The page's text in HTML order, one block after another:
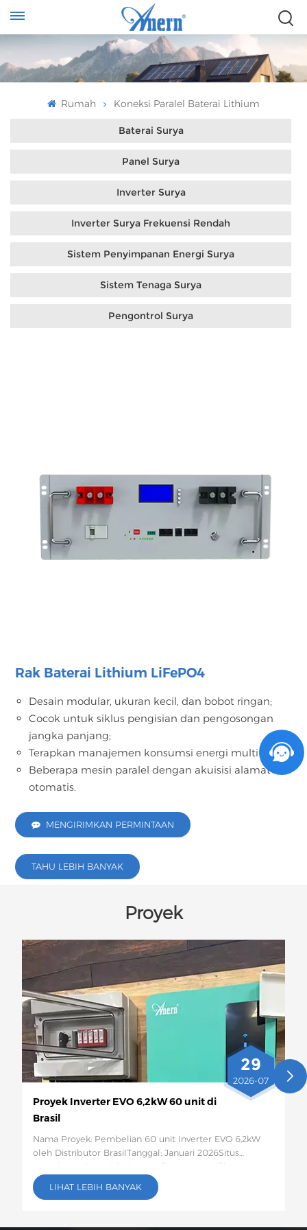
Rumah Koneksi Paralel Baterai Lithium
Baterai Surya
Panel Surya
Inverter Surya
Inverter Surya Frekuensi Rendah
Sistem Penyimpanan Energi Surya
Sistem Tenaga Surya
Pengontrol Surya
Rak Baterai Lithium LiFePO4
Desain modular, ukuran kecil, dan bobot ringan;
Cocok untuk siklus pengisian dan pengosongan
jangka panjang;
Terapkan manajemen konsumsi energi multi-level;
Beberapa mesin paralel dengan akuisisi alamat
otomatis.
MENGIRIMKAN PERMINTAAN
TAHU LEBIH BANYAK
Proyek
29
2026-07
Proyek Inverter EVO 6,2kW 60 unit di
Brasil
Nama Proyek: Pembelian 60 unit Inverter EVO 6,2kW
oleh Distributor BrasilTanggal: Januari 2026Situs
Proyek:Brazil Jumlah dan Konfigurasi Spesifik: 60
Inverter Surya EVO 6,2kWDeskripsi Proyek:Sebanyak 60
unit inverter surya EVO 6,2kW ini akan dikirim ke Brasil
LIHAT LEBIH BANYAK